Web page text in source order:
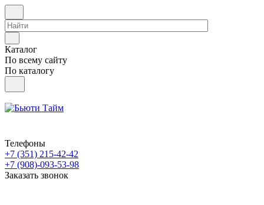
Каталог
По всему сайту
По каталогу
Телефоны
+7 (351) 215-42-42
+7 (908)-093-53-98
Заказать звонок